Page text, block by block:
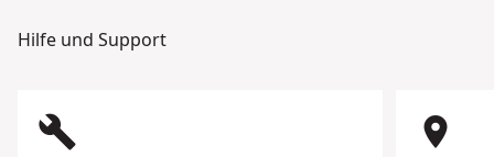
Hilfe und Support
build room